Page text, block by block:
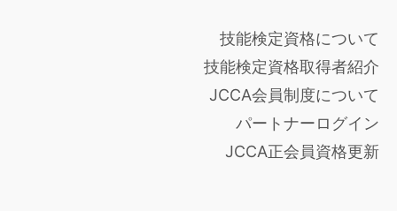
技能検定資格について
技能検定資格取得者紹介
JCCA会員制度について
パートナーログイン
JCCA正会員資格更新